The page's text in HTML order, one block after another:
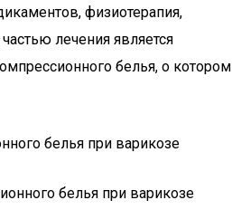
физиотерапия,
лечения является
белья, о котором
белья при варикозе